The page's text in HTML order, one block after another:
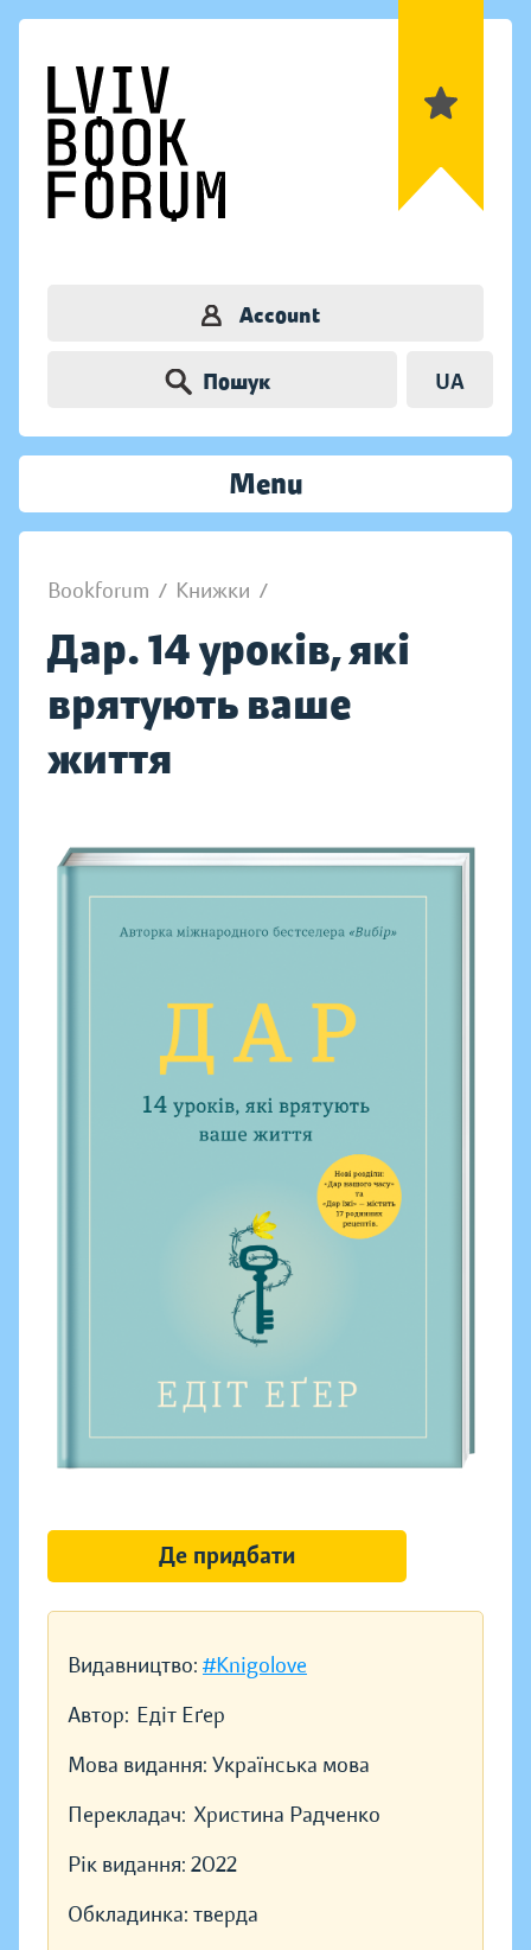
Account
Пошук UA
Menu
Bookforum / Книжки /
Дар. 14 уроків, які
врятують ваше
життя
Видавництво: #Knigolove
Автор: Едіт Еґер
Мова видання: Українська мова
Перекладач: Христина Радченко
Рік видання: 2022
Обкладинка: тверда
Де придбати